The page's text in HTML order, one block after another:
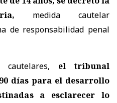
medida cautelar
de responsabilidad penal
el tribunal
días para el desarrollo
a esclarecer lo